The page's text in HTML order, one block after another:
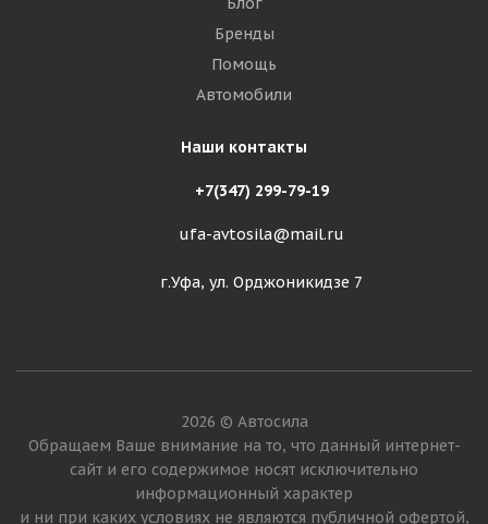
Бренды
Помощь
Автомобили
Наши контакты
+7(347) 299-79-19
ufa-avtosila@mail.ru
г.Уфа, ул. Орджоникидзе 7
2026 © Автосила
Обращаем Ваше внимание на то, что данный интернет-
сайт и его содержимое носят исключительно
информационный характер
и ни при каких условиях не являются публичной офертой,